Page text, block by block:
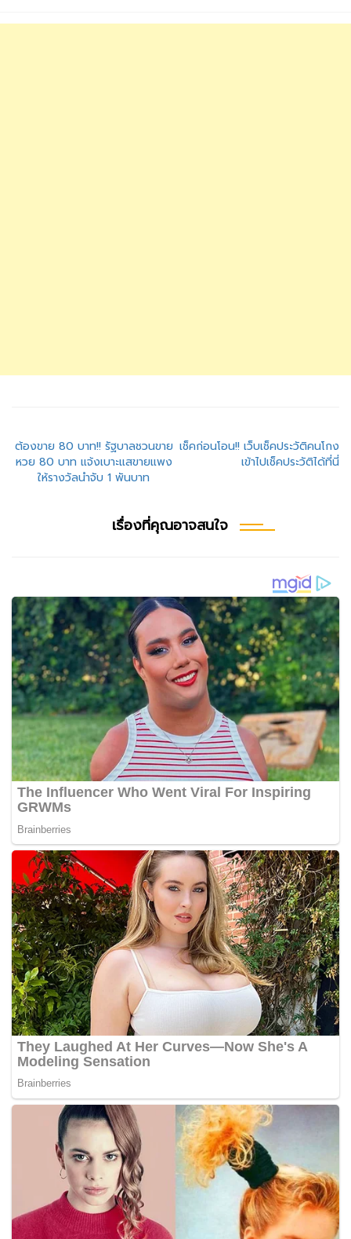
แนะแนว
เรื่อง
ต้องขาย 80 บาท!! รัฐบาลชวนขาย
หวย 80 บาท แจ้งเบาะแสขายแพง
ให้รางวัลนำจับ 1 พันบาท
เช็คก่อนโอน!! เว็บเช็คประวัติคนโกง
เข้าไปเช็คประวัติได้ที่นี่
เรื่องที่คุณอาจสนใจ